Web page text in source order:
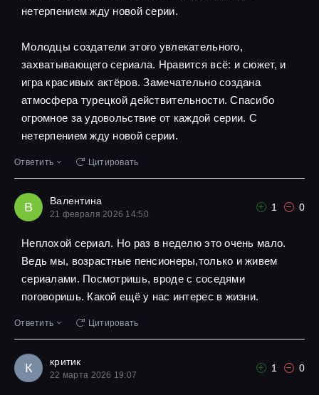
нетерпением жду новой серии.
Молодцы создатели этого увлекательного,
захватывающего сериала. Нравится всё: и сюжет, и
игра красивых актёров. Замечательно создана
атмосфера турецкой действительности. Спасибо
огромное за удовольствие от каждой серии. С
нетерпением жду новой серии.
Ответить Цитировать
В Валентина
21 февраля 2026 14:50
1 0
Неплохой сериал. Но раз в неделю это очень мало.
Ведь мы, возрастные пенсионеры,только и живем
сериалами. Посмотришь, вроде с соседями
поговоришь. Какой ещё у нас интерес в жизни.
Ответить Цитировать
К критик
22 марта 2026 19:07
1 0